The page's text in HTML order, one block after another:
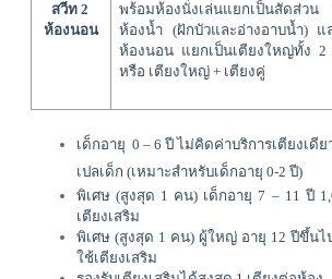
สวีท 2
ห้องนอน
พร้อมห้องนั่งเล่นแยกเป็นสัดส่ว
ห้องน้ำ (ฝักบัวและอ่างอาบน้ำ) แ
ห้องนอน แยกเป็นเตียงใหญ่ทั้ง 2
หรือ เตียงใหญ่ + เตียงคู่
เด็กอายุ  0 – 6 ปี ไม่คิดค่าบริการเตียงเดี
เปลเด็ก (เหมาะสำหรับเด็กอายุ 0-2 ปี)
พิเศษ (สูงสุด 1 คน) เด็กอายุ 7 – 11 ปี
เตียงเสริม
พิเศษ (สูงสุด 1 คน) ผู้ใหญ่ อายุ 12 ปีขึ้นไ
ใช้เตียงเสริม